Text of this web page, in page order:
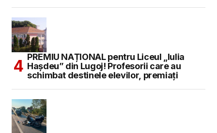
PREMIU NAȚIONAL pentru Liceul „Iulia
Hașdeu” din Lugoj! Profesorii care au
schimbat destinele elevilor, premiați